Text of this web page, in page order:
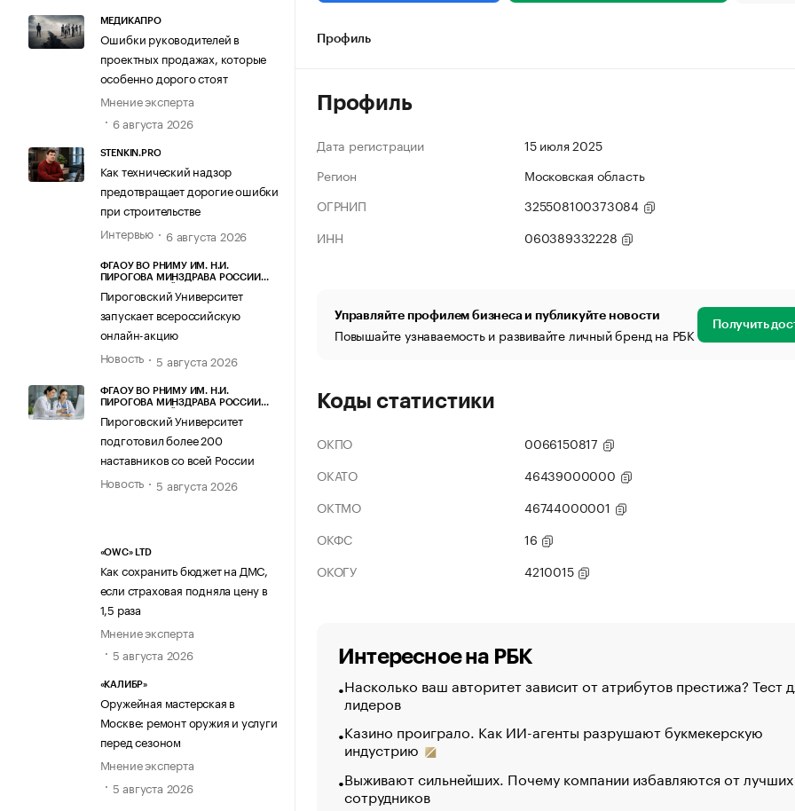
МЕДИКАПРО
Ошибки руководителей в
проектных продажах, которые
особенно дорого стоят
Мнение эксперта
6 августа 2026
STENKIN.PRO
Как технический надзор
предотвращает дорогие ошибки
при строительстве
Интервью
6 августа 2026
ФГАОУ ВО РНИМУ ИМ. Н.И.
ПИРОГОВА МИНЗДРАВА РОССИИ
Пироговский Университет
запускает всероссийскую
онлайн-акцию
Новость
5 августа 2026
ФГАОУ ВО РНИМУ ИМ. Н.И.
ПИРОГОВА МИНЗДРАВА РОССИИ
Пироговский Университет
подготовил более 200
наставников со всей России
Новость
5 августа 2026
«OWC» LTD
Как сохранить бюджет на ДМС,
если страховая подняла цену в
1,5 раза
Мнение эксперта
5 августа 2026
«КАЛИБР»
Оружейная мастерская в
Москве: ремонт оружия и услуги
перед сезоном
Мнение эксперта
5 августа 2026
Профиль
Профиль
Дата регистрации
15 июля 2025
Регион
Московская область
ОГРНИП
325508100373084
ИНН
060389332228
Управляйте профилем бизнеса и публикуйте новости
Повышайте узнаваемость и развивайте личный бренд на РБК Получить
Коды статистики
ОКПО
0066150817
ОКАТО
46439000000
ОКТМО
46744000001
ОКФС
16
ОКОГУ
4210015
Интересное на РБК
Насколько ваш авторитет зависит от атрибутов престижа? Тест
лидеров
Казино проиграло. Как ИИ-агенты разрушают букмекерскую
индустрию
Выживают сильнейших. Почему компании избавляются от лучших
сотрудников